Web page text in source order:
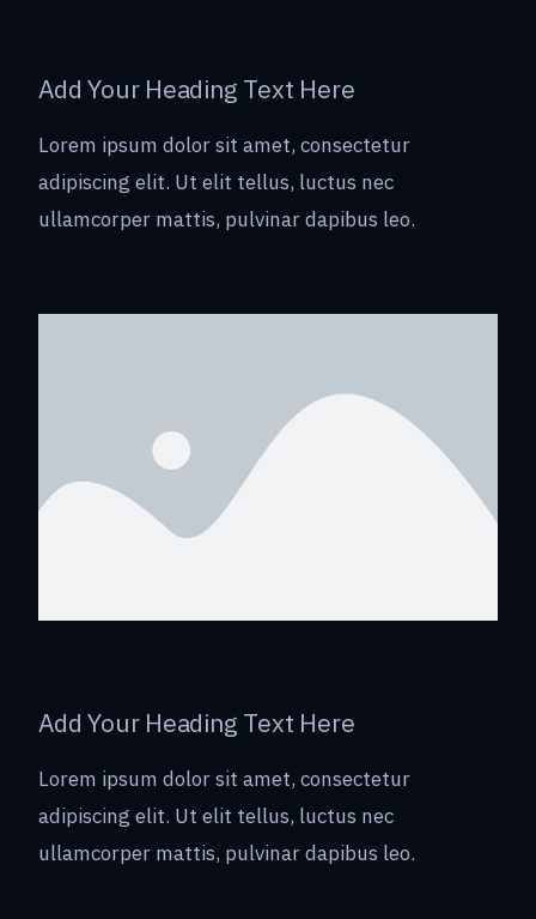
Add Your Heading Text Here
Lorem ipsum dolor sit amet, consectetur
adipiscing elit. Ut elit tellus, luctus nec
ullamcorper mattis, pulvinar dapibus leo.
Add Your Heading Text Here
Lorem ipsum dolor sit amet, consectetur
adipiscing elit. Ut elit tellus, luctus nec
ullamcorper mattis, pulvinar dapibus leo.